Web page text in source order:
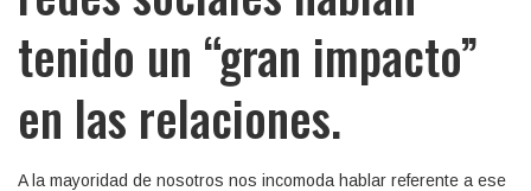
tenido un “gran impacto”
en las relaciones.
A la mayoridad de nosotros nos incomoda hablar referente a ese